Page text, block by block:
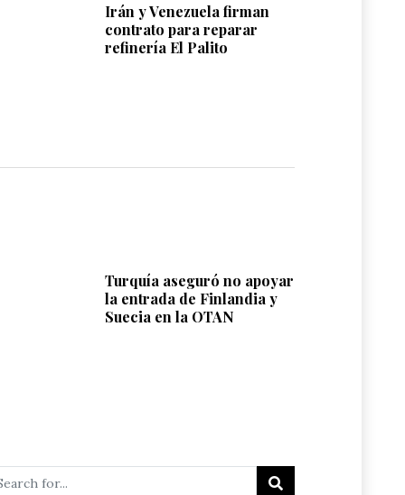
Irán y Venezuela firman
contrato para reparar
refinería El Palito
Turquía aseguró no apoyar
la entrada de Finlandia y
Suecia en la OTAN